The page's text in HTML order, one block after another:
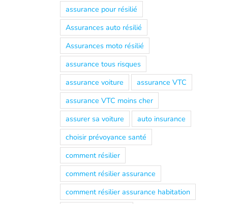
assurance pour résilié
Assurances auto résilié
Assurances moto résilié
assurance tous risques
assurance voiture
assurance VTC
assurance VTC moins cher
assurer sa voiture
auto insurance
choisir prévoyance santé
comment résilier
comment résilier assurance
comment résilier assurance habitation